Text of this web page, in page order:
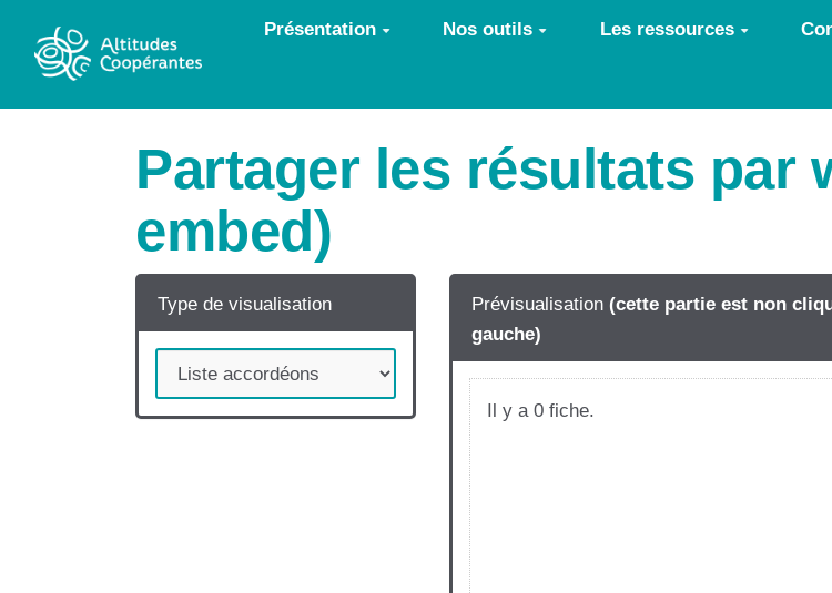
Aller au contenu principal Présentation Nos outils Les ressources
Partager les résultats par
embed)
Type de visualisation Prévisualisation (cette partie est non
gauche)